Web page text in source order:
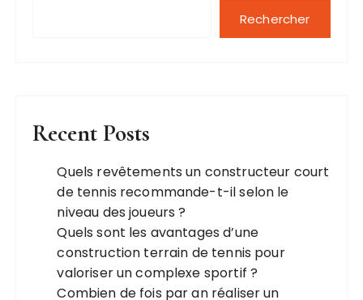
Rechercher
Recent Posts
Quels revêtements un constructeur court
de tennis recommande-t-il selon le
niveau des joueurs ?
Quels sont les avantages d’une
construction terrain de tennis pour
valoriser un complexe sportif ?
Combien de fois par an réaliser un